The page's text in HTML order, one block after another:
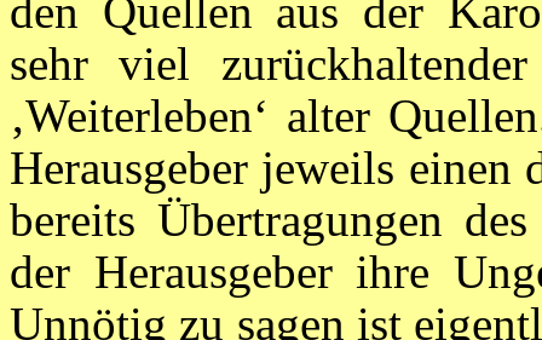
den Quellen aus der
sehr viel
‚Weiterleben‘ alter
Herausgeber jeweils einen
bereits Übertragungen
der Herausgeber ihre
Unnötig zu sagen ist